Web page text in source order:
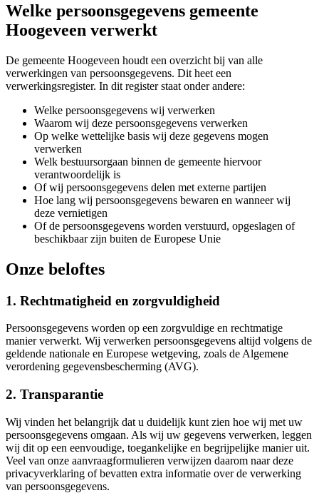
Welke persoonsgegevens gemeente
Hoogeveen verwerkt
De gemeente Hoogeveen houdt een overzicht bij van alle
verwerkingen van persoonsgegevens. Dit heet een
verwerkingsregister. In dit register staat onder andere:
Welke persoonsgegevens wij verwerken
Waarom wij deze persoonsgegevens verwerken
Op welke wettelijke basis wij deze gegevens mogen
verwerken
Welk bestuursorgaan binnen de gemeente hiervoor
verantwoordelijk is
Of wij persoonsgegevens delen met externe partijen
Hoe lang wij persoonsgegevens bewaren en wanneer wij
deze vernietigen
Of de persoonsgegevens worden verstuurd, opgeslagen of
beschikbaar zijn buiten de Europese Unie
Onze beloftes
1. Rechtmatigheid en zorgvuldigheid
Persoonsgegevens worden op een zorgvuldige en rechtmatige
manier verwerkt. Wij verwerken persoonsgegevens altijd volgens de
geldende nationale en Europese wetgeving, zoals de Algemene
verordening gegevensbescherming (AVG).
2. Transparantie
Wij vinden het belangrijk dat u duidelijk kunt zien hoe wij met uw
persoonsgegevens omgaan. Als wij uw gegevens verwerken, leggen
wij dit op een eenvoudige, toegankelijke en begrijpelijke manier uit.
Veel van onze aanvraagformulieren verwijzen daarom naar deze
privacyverklaring of bevatten extra informatie over de verwerking
van persoonsgegevens.